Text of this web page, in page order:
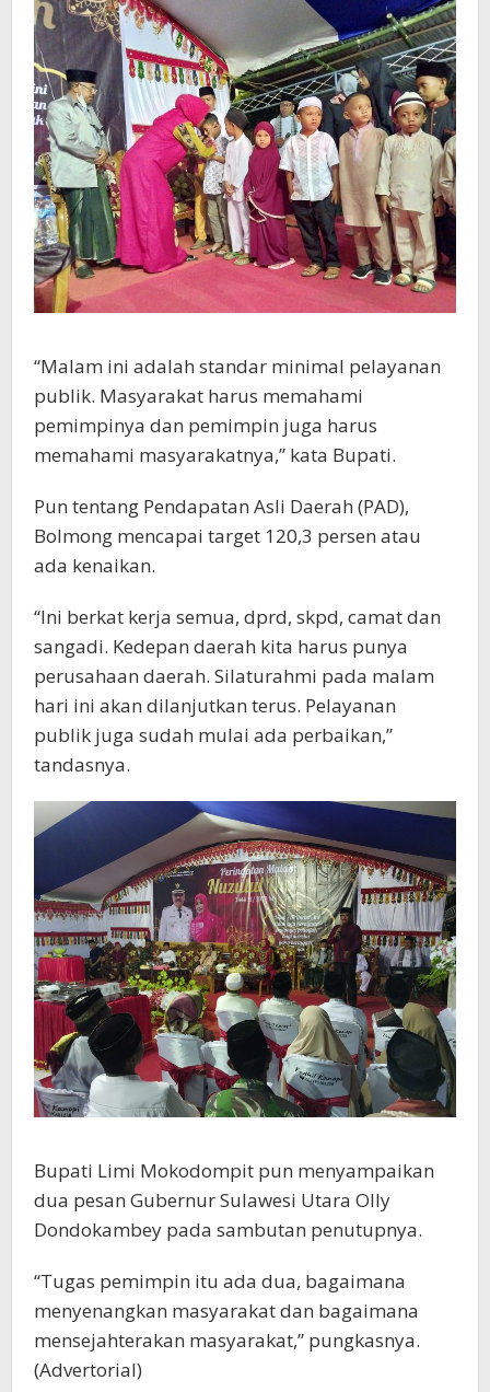
“Malam ini adalah standar minimal pelayanan
publik. Masyarakat harus memahami
pemimpinya dan pemimpin juga harus
memahami masyarakatnya,” kata Bupati.
Pun tentang Pendapatan Asli Daerah (PAD),
Bolmong mencapai target 120,3 persen atau
ada kenaikan.
“Ini berkat kerja semua, dprd, skpd, camat dan
sangadi. Kedepan daerah kita harus punya
perusahaan daerah. Silaturahmi pada malam
hari ini akan dilanjutkan terus. Pelayanan
publik juga sudah mulai ada perbaikan,”
tandasnya.
Bupati Limi Mokodompit pun menyampaikan
dua pesan Gubernur Sulawesi Utara Olly
Dondokambey pada sambutan penutupnya.
“Tugas pemimpin itu ada dua, bagaimana
menyenangkan masyarakat dan bagaimana
mensejahterakan masyarakat,” pungkasnya.
(Advertorial)